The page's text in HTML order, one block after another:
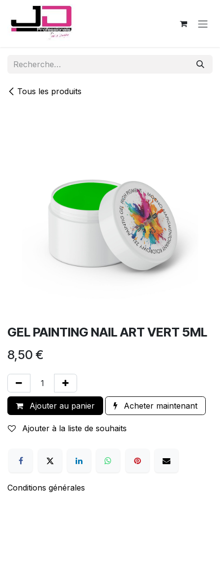
Se rendre au contenu
Tous les produits
GEL PAINTING NAIL ART VERT 5ML
8,50 €
Ajouter au panier Acheter maintenant
Ajouter à la liste de souhaits
Conditions générales